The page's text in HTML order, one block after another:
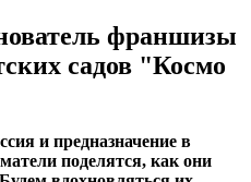
франшизы
садов "Космо
и предназначение в
поделятся, как они